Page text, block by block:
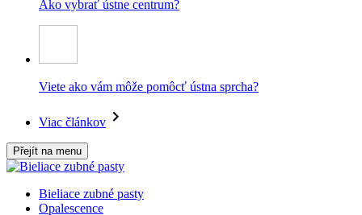
Ako vybrať ústne centrum?
Viete ako vám môže pomôcť ústna sprcha?
Viac článkov
Přejít na menu
Bieliace zubné pasty
Opalescence